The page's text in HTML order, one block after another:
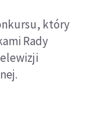
który
Rady